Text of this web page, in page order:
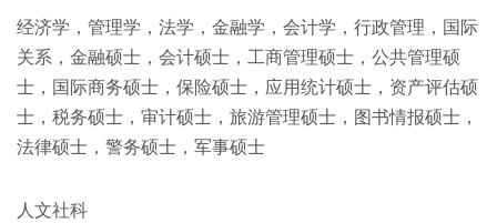
经济学，管理学，法学，金融学，会计学，行政管理，国际
关系，金融硕士，会计硕士，工商管理硕士，公共管理硕
士，国际商务硕士，保险硕士，应用统计硕士，资产评估硕
士，税务硕士，审计硕士，旅游管理硕士，图书情报硕士，
法律硕士，警务硕士，军事硕士
人文社科